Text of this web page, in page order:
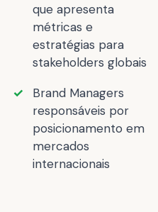
que apresenta
métricas e
estratégias para
stakeholders globais
Brand Managers
responsáveis por
posicionamento em
mercados
internacionais